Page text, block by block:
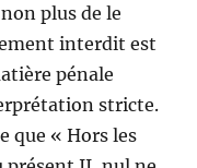
plus de le
interdit est
pénale
stricte.
que « Hors les